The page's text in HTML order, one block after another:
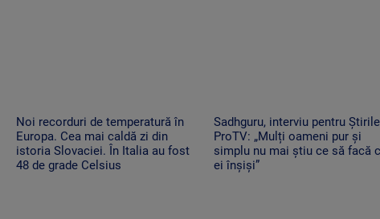
Noi recorduri de temperatură în
Europa. Cea mai caldă zi din
istoria Slovaciei. În Italia au fost
48 de grade Celsius
Sadhguru, interviu pentru Știrile
ProTV: „Mulți oameni pur și
simplu nu mai știu ce să facă
ei înșiși”